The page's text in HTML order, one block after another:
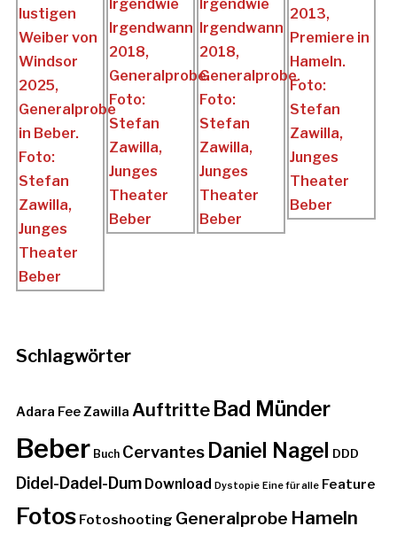
Schlagwörter
Adara Fee Zawilla Auftritte Bad Münder
Beber Buch Cervantes Daniel Nagel DDD
Didel-Dadel-Dum Download Dystopie Eine für alle Feature
Fotos Fotoshooting Generalprobe Hameln